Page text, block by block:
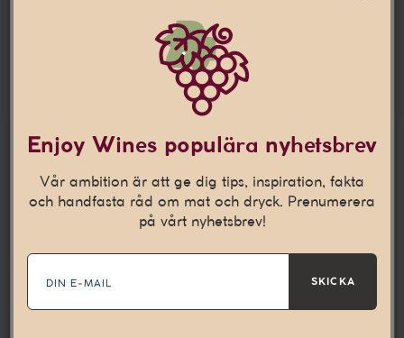
Enjoy Wines populära nyhetsbrev
Vår ambition är att ge dig tips, inspiration, fakta
och handfasta råd om mat och dryck. Prenumerera
på vårt nyhetsbrev!
E-
mail SKICKA
Jag är 25 år eller äldre
Denna webbplats använder
Den här webbplatsen använder cookies som hjälper oss att
anpassa vårt innehåll och ge dig en bättre
internetupplevelse. Vi använder även denna teknik till att
samla in statistik och för att kunna leverera personliga
annonser på andra webbplatser till dig.Läs mer